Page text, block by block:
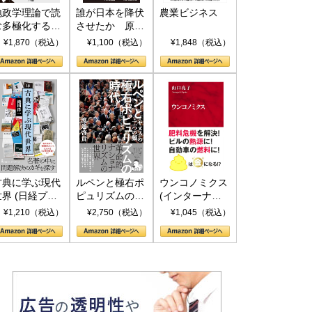
政学理論で読
多極化する世
トランプと
¥1,870（税込）
誰が日本を降伏
させたか 原爆
投下、ソ連参
(PHP新書)
¥1,100（税込）
農業ビジネス
¥1,848（税込）
典に学ぶ現代
界 (日経プレ
アシリーズ)
¥1,210（税込）
ルペンと極右ポ
ピュリズムの時
代：〈ヤヌス〉
¥2,750（税込）
ウンコノミクス
(インターナシ
ョナル新書)
¥1,045（税込）